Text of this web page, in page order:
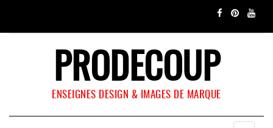
PRODECOUP
ENSEIGNES DESIGN & IMAGES DE MARQUE